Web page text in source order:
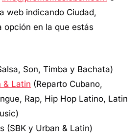
web indicando Ciudad,
opción en la que estás
Son, Timba y Bachata)
& Latin (Reparto Cubano,
Rap, Hip Hop Latino, Latin
(SBK y Urban & Latin)